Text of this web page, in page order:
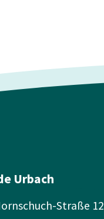
Urbach
Straße 12